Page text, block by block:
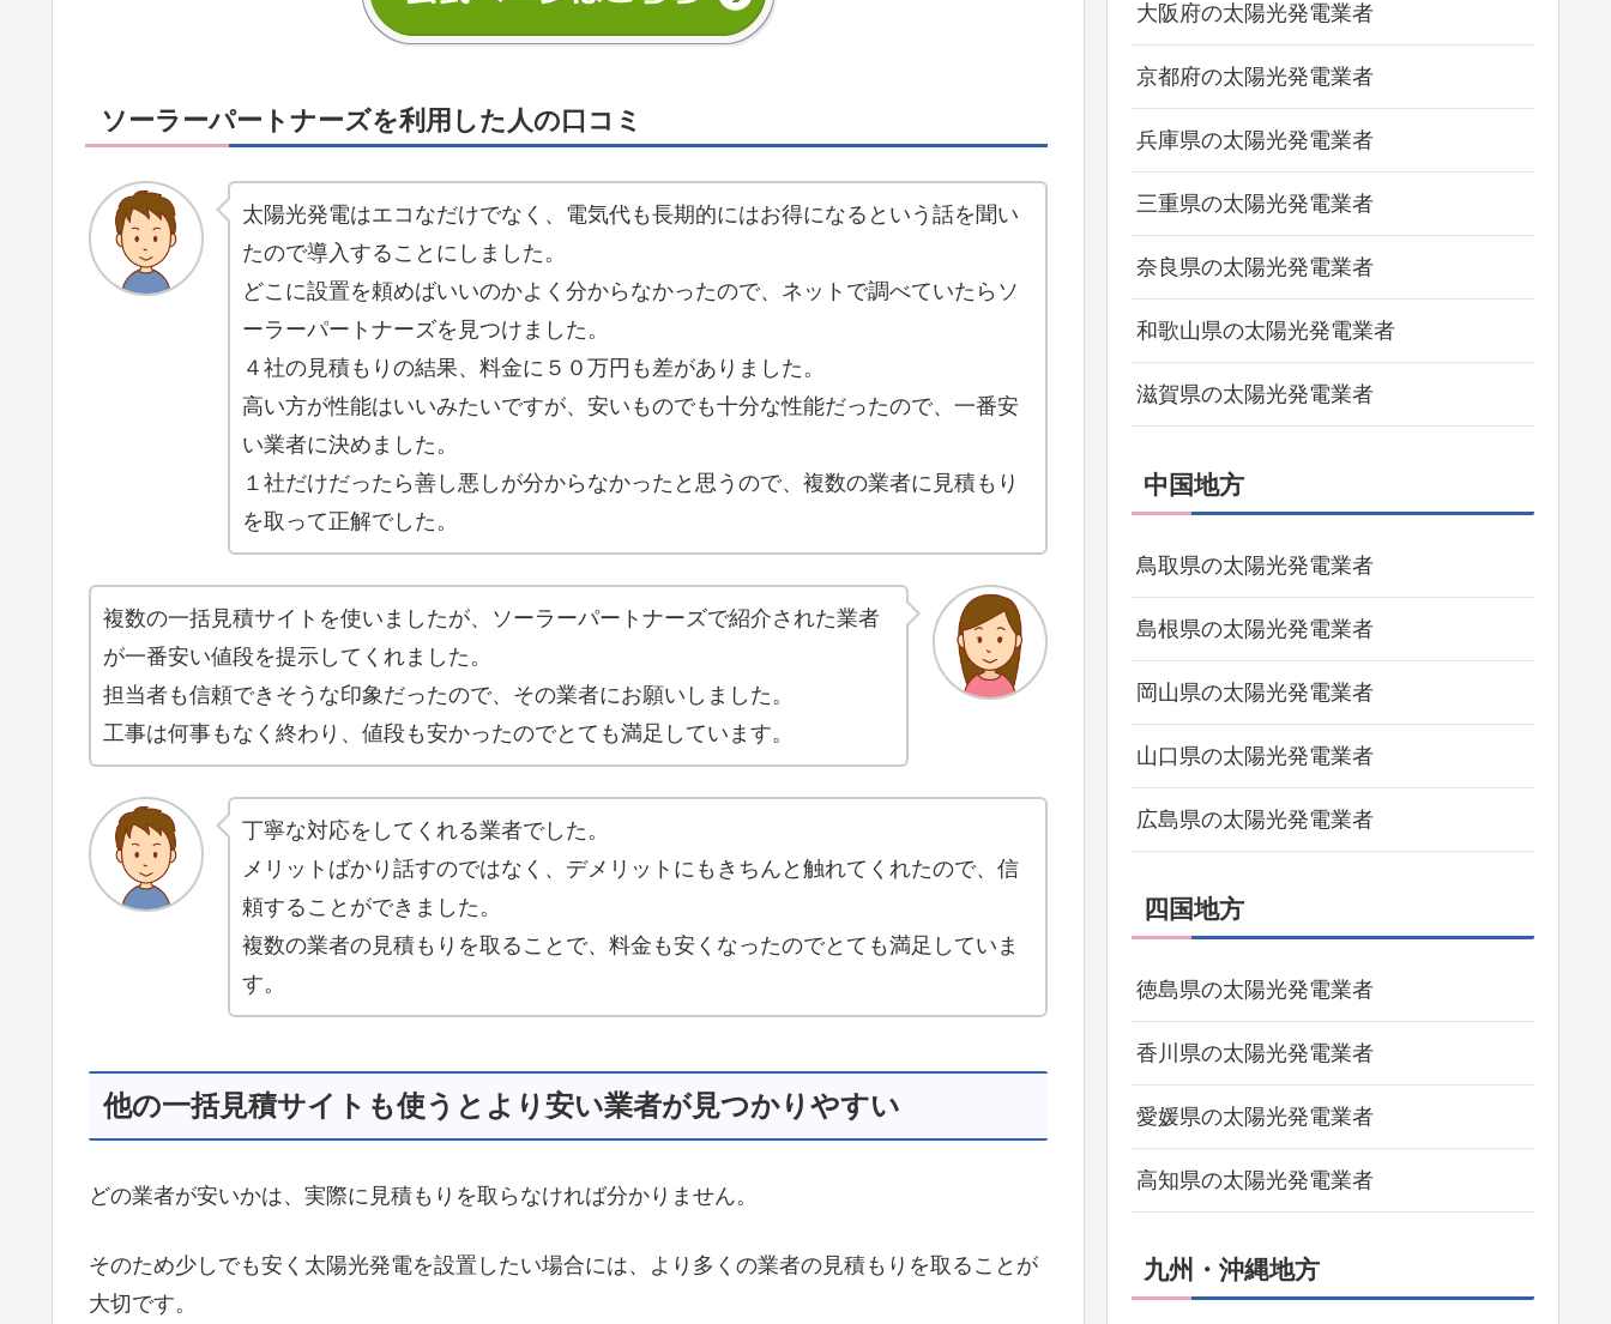
ソーラーパートナーズを利用した人の口コミ
太陽光発電はエコなだけでなく、電気代も長期的にはお得になるという話を聞い
たので導入することにしました。
どこに設置を頼めばいいのかよく分からなかったので、ネットで調べていたらソ
ーラーパートナーズを見つけました。
４社の見積もりの結果、料金に５０万円も差がありました。
高い方が性能はいいみたいですが、安いものでも十分な性能だったので、一番安
い業者に決めました。
１社だけだったら善し悪しが分からなかったと思うので、複数の業者に見積もり
を取って正解でした。
複数の一括見積サイトを使いましたが、ソーラーパートナーズで紹介された業者
が一番安い値段を提示してくれました。
担当者も信頼できそうな印象だったので、その業者にお願いしました。
工事は何事もなく終わり、値段も安かったのでとても満足しています。
丁寧な対応をしてくれる業者でした。
メリットばかり話すのではなく、デメリットにもきちんと触れてくれたので、信
頼することができました。
複数の業者の見積もりを取ることで、料金も安くなったのでとても満足していま
す。
他の一括見積サイトも使うとより安い業者が見つかりやすい
どの業者が安いかは、実際に見積もりを取らなければ分かりません。
そのため少しでも安く太陽光発電を設置したい場合には、より多くの業者の見積もりを取ることが
大切です。
大阪府の太陽光発電業者
京都府の太陽光発電業者
兵庫県の太陽光発電業者
三重県の太陽光発電業者
奈良県の太陽光発電業者
和歌山県の太陽光発電業者
滋賀県の太陽光発電業者
中国地方
鳥取県の太陽光発電業者
島根県の太陽光発電業者
岡山県の太陽光発電業者
山口県の太陽光発電業者
広島県の太陽光発電業者
四国地方
徳島県の太陽光発電業者
香川県の太陽光発電業者
愛媛県の太陽光発電業者
高知県の太陽光発電業者
九州・沖縄地方